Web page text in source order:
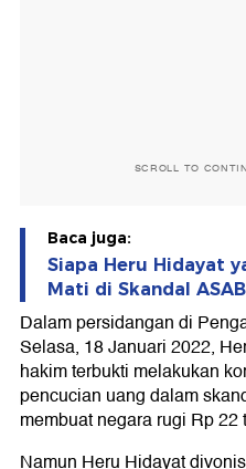
SCROLL TO
Baca juga:
Siapa Heru Hidayat
Mati di Skandal
Dalam persidangan di
Selasa, 18 Januari 2022,
hakim terbukti melakukan
pencucian uang dalam
membuat negara rugi Rp 22
Namun Heru Hidayat